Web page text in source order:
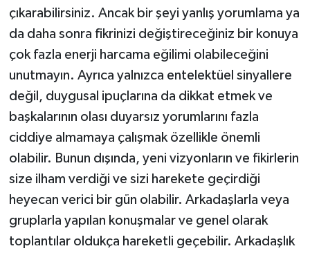
çıkarabilirsiniz. Ancak bir şeyi yanlış yorumlama ya
da daha sonra fikrinizi değiştireceğiniz bir konuya
çok fazla enerji harcama eğilimi olabileceğini
unutmayın. Ayrıca yalnızca entelektüel sinyallere
değil, duygusal ipuçlarına da dikkat etmek ve
başkalarının olası duyarsız yorumlarını fazla
ciddiye almamaya çalışmak özellikle önemli
olabilir. Bunun dışında, yeni vizyonların ve fikirlerin
size ilham verdiği ve sizi harekete geçirdiği
heyecan verici bir gün olabilir. Arkadaşlarla veya
gruplarla yapılan konuşmalar ve genel olarak
toplantılar oldukça hareketli geçebilir. Arkadaşlık